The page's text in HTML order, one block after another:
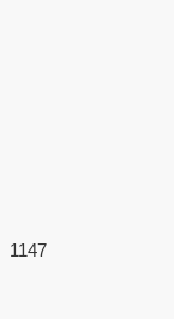
1147